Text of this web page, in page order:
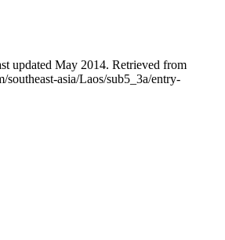
updated May 2014. Retrieved from
southeast-asia/Laos/sub5_3a/entry-